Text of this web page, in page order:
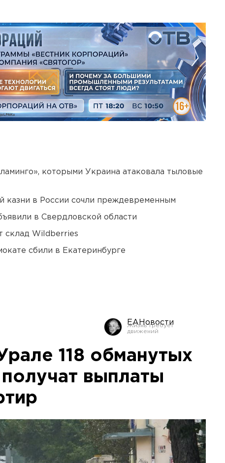
которыми Украина атаковала тыловые
казни в России сочли преждевременным
в Свердловской области
склад Wildberries
сбили в Екатеринбурге
ЕАНовости
118 обманутых
выплаты